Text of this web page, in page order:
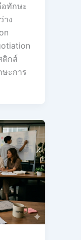
อทักษะ
าง
ติกส์
ษะการ